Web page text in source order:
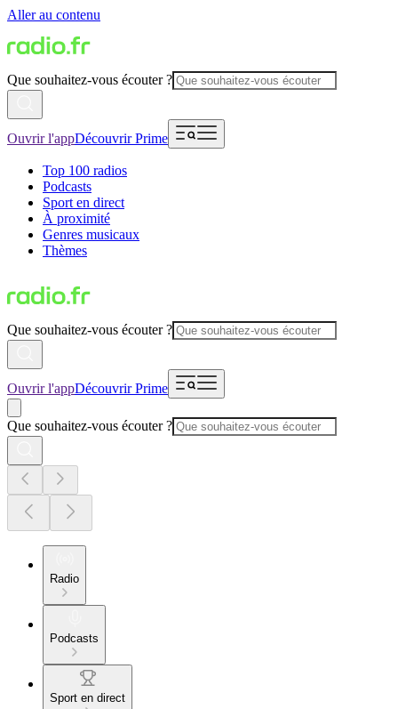
Aller au contenu
Que souhaitez-vous écouter ?
Ouvrir l'appDécouvrir Prime
Top 100 radios
Podcasts
Sport en direct
À proximité
Genres musicaux
Thèmes
Que souhaitez-vous écouter ?
Ouvrir l'appDécouvrir Prime
Que souhaitez-vous écouter ?
Radio
Podcasts
Sport en direct